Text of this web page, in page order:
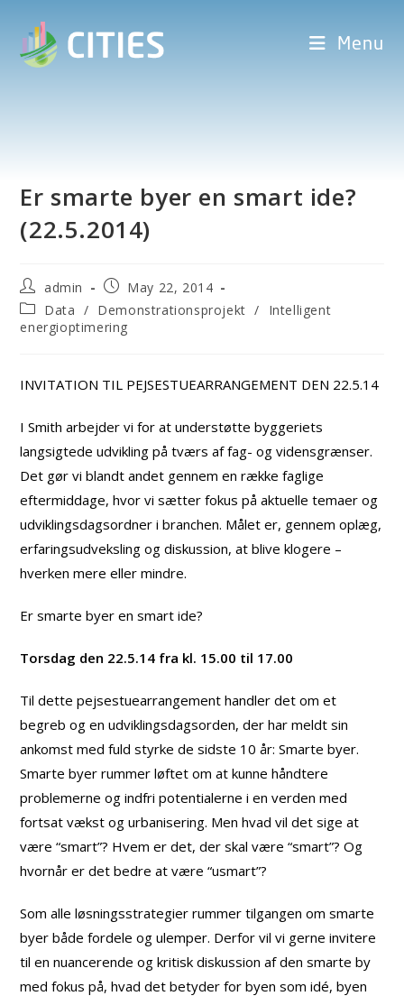
Menu
Er smarte byer en smart ide?
(22.5.2014)
admin
May 22, 2014
Data / Demonstrationsprojekt /
Intelligent
energioptimering
INVITATION TIL PEJSESTUEARRANGEMENT DEN 22.5.14
I Smith arbejder vi for at understøtte byggeriets
langsigtede udvikling på tværs af fag- og vidensgrænser.
Det gør vi blandt andet gennem en række faglige
eftermiddage, hvor vi sætter fokus på aktuelle temaer og
udviklingsdagsordner i branchen. Målet er, gennem oplæg,
erfaringsudveksling og diskussion, at blive klogere –
hverken mere eller mindre.
Er smarte byer en smart ide?
Torsdag den 22.5.14 fra kl. 15.00 til 17.00
Til dette pejsestuearrangement handler det om et
begreb og en udviklingsdagsorden, der har meldt sin
ankomst med fuld styrke de sidste 10 år: Smarte byer.
Smarte byer rummer løftet om at kunne håndtere
problemerne og indfri potentialerne i en verden med
fortsat vækst og urbanisering. Men hvad vil det sige at
være “smart”? Hvem er det, der skal være “smart”? Og
hvornår er det bedre at være “usmart”?
Som alle løsningsstrategier rummer tilgangen om smarte
byer både fordele og ulemper. Derfor vil vi gerne invitere
til en nuancerende og kritisk diskussion af den smarte by
med fokus på, hvad det betyder for byen som idé, byen